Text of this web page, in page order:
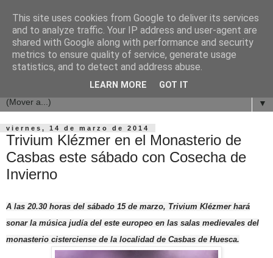
▼
viernes, 14 de marzo de 2014
Trivium Klézmer en el Monasterio de
Casbas este sábado con Cosecha de
Invierno
A las 20.30 horas del sábado 15 de marzo, Trivium Klézmer hará
sonar la música judía del este europeo en las salas medievales del
monasterio cisterciense de la localidad de Casbas de Huesca.
This site uses cookies from Google to deliver its services
and to analyze traffic. Your IP address and user-agent are
shared with Google along with performance and security
metrics to ensure quality of service, generate usage
statistics, and to detect and address abuse.
LEARN MORE GOT IT